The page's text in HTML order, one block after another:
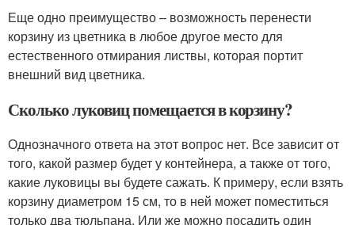
Еще одно преимущество – возможность перенести
корзину из цветника в любое другое место для
естественного отмирания листвы, которая портит
внешний вид цветника.
Сколько луковиц помещается в корзину?
Однозначного ответа на этот вопрос нет. Все зависит от
того, какой размер будет у контейнера, а также от того,
какие луковицы вы будете сажать. К примеру, если взять
корзину диаметром 15 см, то в ней может поместиться
только два тюльпана. Или же можно посадить один